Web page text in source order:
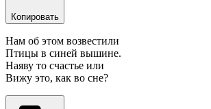
Копировать
Нам об этом возвестили
Птицы в синей вышине.
Наяву то счастье или
Вижу это, как во сне?